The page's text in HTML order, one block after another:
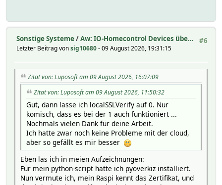
#6
Sonstige Systeme/Aw: IO-Homecontrol Devices übe...
Letzter Beitrag vonsig10680- 09 August 2026, 19:31:15
Zitat von: Luposoft am 09 August 2026, 16:07:09
Zitat von: Luposoft am 09 August 2026, 11:50:32
Gut, dann lasse ich localSSLVerify auf 0. Nur
komisch, dass es bei der 1 auch funktioniert ...
Nochmals vielen Dank für deine Arbeit.
Ich hatte zwar noch keine Probleme mit der cloud,
aber so gefällt es mir besser
Eben las ich in meien Aufzeichnungen:
Für mein python-script hatte ich pyoverkiz installiert.
Nun vermute ich, mein Raspi kennt das Zertifikat, und